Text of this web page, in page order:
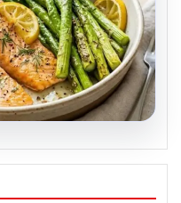
3 deposu:
somon